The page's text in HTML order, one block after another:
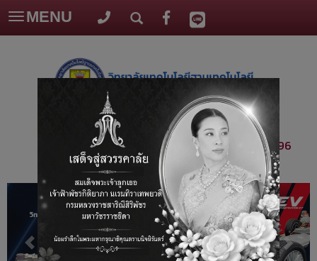
โทร : 099-539-4496
Toggle
navigation
MENU